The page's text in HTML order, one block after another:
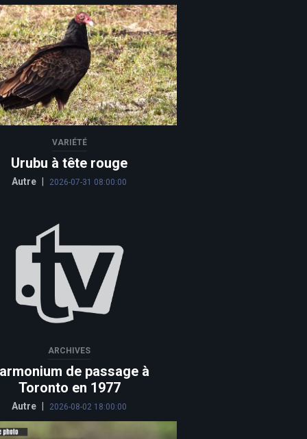
VARIÉTÉ
Urubu à tête rouge
Autre 2026-07-31 08:00:00
ARCHIVES
de passage à
Toronto en 1977
Autre 2026-08-02 18:00:00